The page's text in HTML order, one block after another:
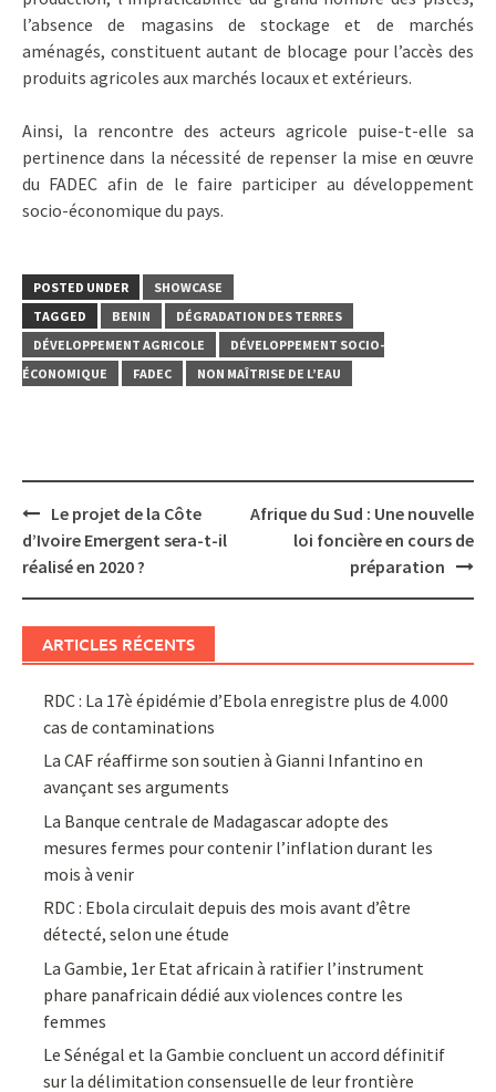
l’absence de magasins de stockage et de marchés
aménagés, constituent autant de blocage pour l’accès des
produits agricoles aux marchés locaux et extérieurs.
Ainsi, la rencontre des acteurs agricole puise-t-elle sa
pertinence dans la nécessité de repenser la mise en œuvre
du FADEC afin de le faire participer au développement
socio-économique du pays.
POSTED UNDER
SHOWCASE
TAGGED
BENIN
DÉGRADATION DES TERRES
DÉVELOPPEMENT AGRICOLE
DÉVELOPPEMENT SOCIO-
ÉCONOMIQUE
FADEC NON MAÎTRISE DE L’EAU
Post
navigation
Le projet de la Côte
d’Ivoire Emergent sera-t-il
réalisé en 2020 ?
Afrique du Sud : Une nouvelle
loi foncière en cours de
préparation
ARTICLES RÉCENTS
RDC : La 17è épidémie d’Ebola enregistre plus de 4.000
cas de contaminations
La CAF réaffirme son soutien à Gianni Infantino en
avançant ses arguments
La Banque centrale de Madagascar adopte des
mesures fermes pour contenir l’inflation durant les
mois à venir
RDC : Ebola circulait depuis des mois avant d’être
détecté, selon une étude
La Gambie, 1er Etat africain à ratifier l’instrument
phare panafricain dédié aux violences contre les
femmes
Le Sénégal et la Gambie concluent un accord définitif
sur la délimitation consensuelle de leur frontière